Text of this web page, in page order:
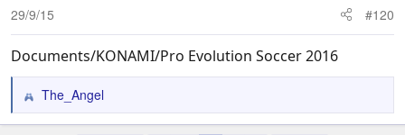
29/9/15 #120
Documents/KONAMI/Pro Evolution Soccer 2016
R
e
The_Angel